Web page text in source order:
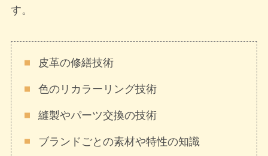
す。
皮革の修繕技術
色のリカラーリング技術
縫製やパーツ交換の技術
ブランドごとの素材や特性の知識